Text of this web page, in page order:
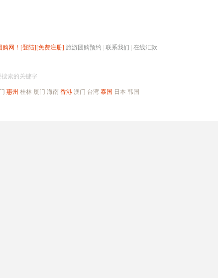
网！ [登陆][免费注册] 旅游团购预约 联系我们 在线汇款
索的关键字
惠州 桂林 厦门 海南 香港 澳门 台湾 泰国 日本 韩国